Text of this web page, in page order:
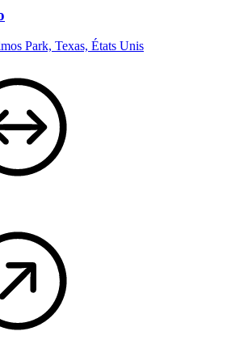
Park, Texas, États Unis